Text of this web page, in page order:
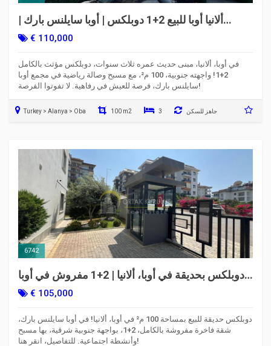
ألانيا أوبا للبيع 2+1 دوبلكس | أوبا سايلنس بارك |
مفروش
€ 110,000
في أوبا، ألانيا، مبنى حديث عمره ثلاث سنوات، دوبلكس مؤثث بالكامل
2+1! واجهته جنوبية، 100 م²، مع مسبح وصالة رياضية في مجمع أوبا
سايلنس بارك، فرصة للعيش في رفاهية. لا تفوتوا الفرصة!
Turkey > Alanya > Oba 100 m2 3 جاهز للسكن
6742
دوبلكس بحديقة في أوبا، ألانيا | 2+1 مفروش في أوبا
سايلنس بارك | 6742
€ 105,000
دوبلكس حديقة للبيع بمساحة 100 م² في أوبا، ألانيا! في أوبا سايلنس بارك،
شقة فاخرة مفروشة بالكامل، 2+1، بواجهة جنوبية شرقية، بها مسبح
وأنشطة اجتماعية. للتفاصيل، انقر هنا!